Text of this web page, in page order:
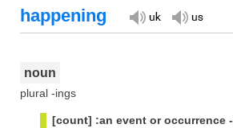
happening
noun
plural -ings
[count] :an event or occurrence